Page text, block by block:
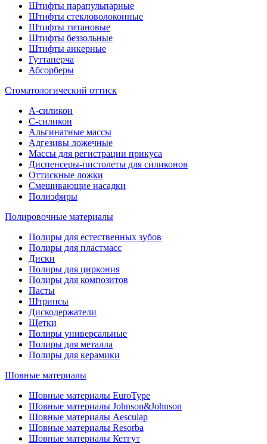
Штифты парапульпарные
Штифты стекловолоконные
Штифты титановые
Штифты беззольные
Штифты анкерные
Гуттаперча
Абсорберы
Стоматологический оттиск
А-силикон
C-силикон
Альгинатные массы
Адгезивы ложечные
Массы для регистрации прикуса
Диспенсеры-пистолеты для силиконов
Оттискные ложки
Смешивающие насадки
Полиэфиры
Полировочные материалы
Полиры для естественных зубов
Полиры для пластмасс
Диски
Полиры для циркония
Полиры для композитов
Пасты
Штрипсы
Дискодержатели
Щетки
Полиры универсальные
Полиры для металла
Полиры для керамики
Шовные материалы
Шовные материалы EuroType
Шовные материалы Johnson&Johnson
Шовные материалы Aesculap
Шовные материалы Resorba
Шовные материалы Кетгут